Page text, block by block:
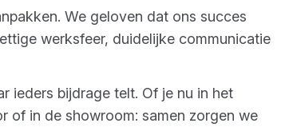
We geloven dat ons succes
werksfeer, duidelijke communicatie
ieders bijdrage telt. Of je nu in het
of in de showroom: samen zorgen we